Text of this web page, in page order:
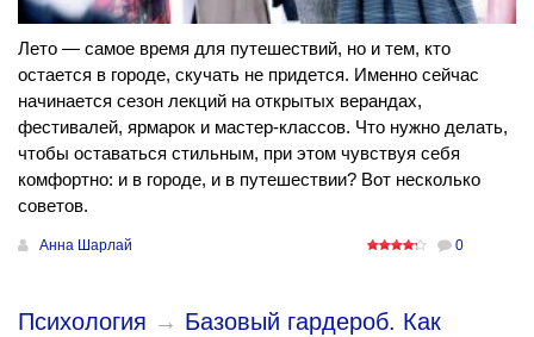
Лето — самое время для путешествий, но и тем, кто
остается в городе, скучать не придется. Именно сейчас
начинается сезон лекций на открытых верандах,
фестивалей, ярмарок и мастер-классов. Что нужно делать,
чтобы оставаться стильным, при этом чувствуя себя
комфортно: и в городе, и в путешествии? Вот несколько
советов.
Анна Шарлай 0
Психология → Базовый гардероб. Как